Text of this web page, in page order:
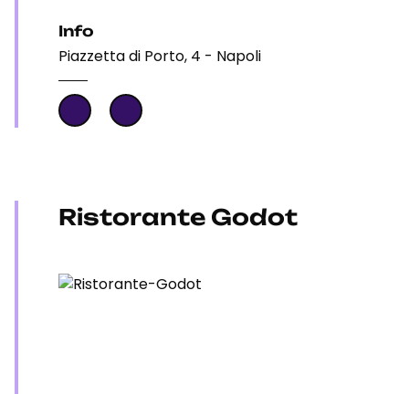
Info
Piazzetta di Porto, 4 - Napoli
Ristorante Godot